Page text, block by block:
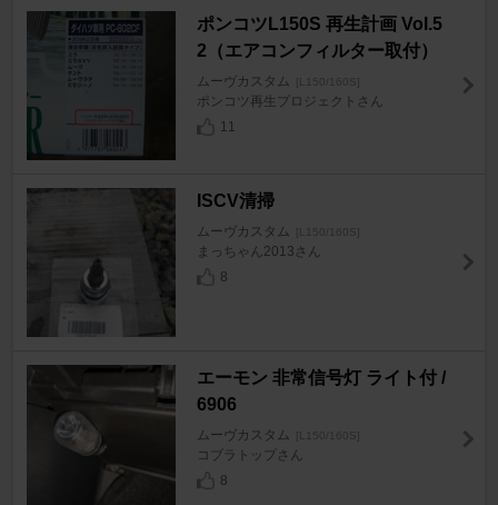
ポンコツL150S 再生計画 Vol.5
2（エアコンフィルター取付）
ムーヴカスタム [L150/160S]
ポンコツ再生プロジェクトさん
11
ISCV清掃
ムーヴカスタム [L150/160S]
まっちゃん2013さん
8
エーモン 非常信号灯 ライト付 /
6906
ムーヴカスタム [L150/160S]
コブラトップさん
8